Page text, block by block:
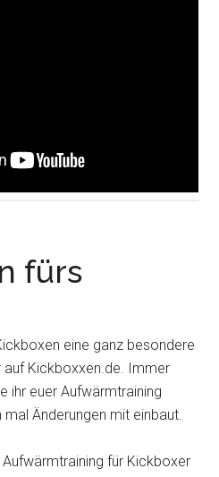
fürs
eine ganz besondere
auf Kickboxxen.de. Immer
ihr euer Aufwärmtraining
Änderungen mit einbaut.
für Kickboxer